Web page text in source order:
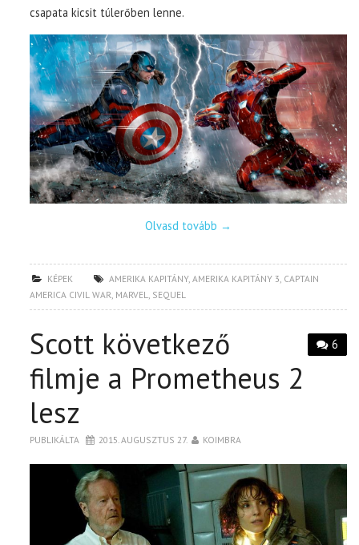
csapata kicsit túlerőben lenne.
Olvasd tovább →
KÉPEK AMERIKA KAPITÁNY,AMERIKA KAPITÁNY 3 CAPTAIN
AMERICA CIVIL WAR MARVEL SEQUEL
6
Scott következő
filmje a Prometheus 2
lesz
PUBLIKÁLTA 2015. AUGUSZTUS 27. KOIMBRA